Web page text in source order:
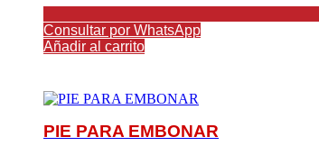
Consultar por WhatsApp
Añadir al carrito
PIE PARA EMBONAR